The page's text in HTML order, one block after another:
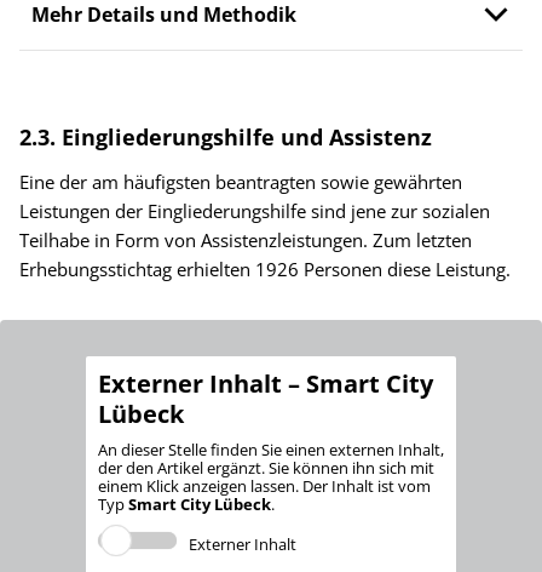
Mehr Details und Methodik
2.3. Eingliederungshilfe und Assistenz
Eine der am häufigsten beantragten sowie gewährten
Leistungen der Eingliederungshilfe sind jene zur sozialen
Teilhabe in Form von Assistenzleistungen. Zum letzten
Erhebungsstichtag erhielten 1926 Personen diese Leistung.
Externer Inhalt – Smart City
Lübeck
An dieser Stelle finden Sie einen externen Inhalt,
der den Artikel ergänzt. Sie können ihn sich mit
einem Klick anzeigen lassen. Der Inhalt ist vom
TypSmart City Lübeck.
Externer Inhalt